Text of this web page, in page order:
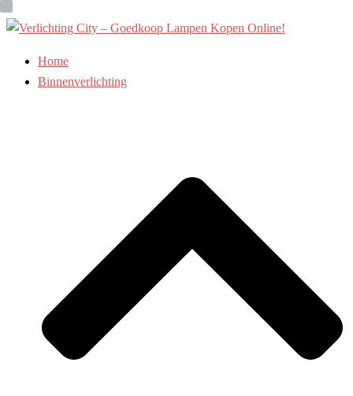
Ga
naar
inhoud
Home
Binnenverlichting